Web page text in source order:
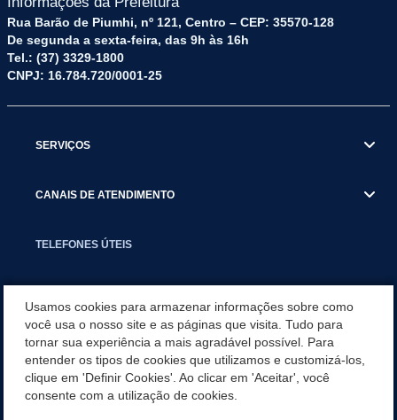
Rua Barão de Piumhi, nº 121, Centro – CEP: 35570-128
De segunda a sexta-feira, das 9h às 16h
Tel.: (37) 3329-1800
CNPJ: 16.784.720/0001-25
SERVIÇOS
CANAIS DE ATENDIMENTO
TELEFONES ÚTEIS
NOTÍCIAS
APLICATIVO
Usamos cookies para armazenar informações sobre como
você usa o nosso site e as páginas que visita. Tudo para
tornar sua experiência a mais agradável possível. Para
entender os tipos de cookies que utilizamos e customizá-los,
clique em 'Definir Cookies'. Ao clicar em 'Aceitar', você
consente com a utilização de cookies.